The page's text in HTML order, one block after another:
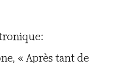
« Après tant de